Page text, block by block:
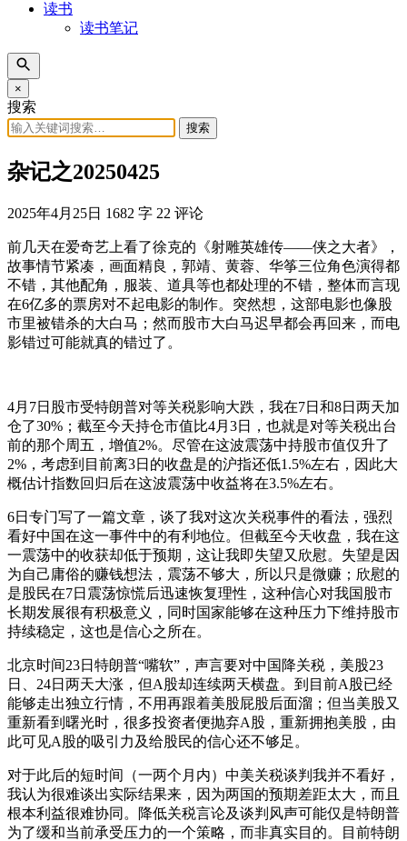
读书
读书笔记
×
搜索
搜索
杂记之20250425
2025年4月25日 1682 字 22 评论
前几天在爱奇艺上看了徐克的《射雕英雄传——侠之大者》，
故事情节紧凑，画面精良，郭靖、黄蓉、华筝三位角色演得都
不错，其他配角，服装、道具等也都处理的不错，整体而言现
在6亿多的票房对不起电影的制作。突然想，这部电影也像股
市里被错杀的大白马；然而股市大白马迟早都会再回来，而电
影错过可能就真的错过了。
4月7日股市受特朗普对等关税影响大跌，我在7日和8日两天加
仓了30%；截至今天持仓市值比4月3日，也就是对等关税出台
前的那个周五，增值2%。尽管在这波震荡中持股市值仅升了
2%，考虑到目前离3日的收盘是的沪指还低1.5%左右，因此大
概估计指数回归后在这波震荡中收益将在3.5%左右。
6日专门写了一篇文章，谈了我对这次关税事件的看法，强烈
看好中国在这一事件中的有利地位。但截至今天收盘，我在这
一震荡中的收获却低于预期，这让我即失望又欣慰。失望是因
为自己庸俗的赚钱想法，震荡不够大，所以只是微赚；欣慰的
是股民在7日震荡惊慌后迅速恢复理性，这种信心对我国股市
长期发展很有积极意义，同时国家能够在这种压力下维持股市
持续稳定，这也是信心之所在。
北京时间23日特朗普“嘴软”，声言要对中国降关税，美股23
日、24日两天大涨，但A股却连续两天横盘。到目前A股已经
能够走出独立行情，不用再跟着美股屁股后面溜；但当美股又
重新看到曙光时，很多投资者便抛弃A股，重新拥抱美股，由
此可见A股的吸引力及给股民的信心还不够足。
对于此后的短时间（一两个月内）中美关税谈判我并不看好，
我认为很难谈出实际结果来，因为两国的预期差距太大，而且
根本利益很难协同。降低关税言论及谈判风声可能仅是特朗普
为了缓和当前承受压力的一个策略，而非真实目的。目前特朗